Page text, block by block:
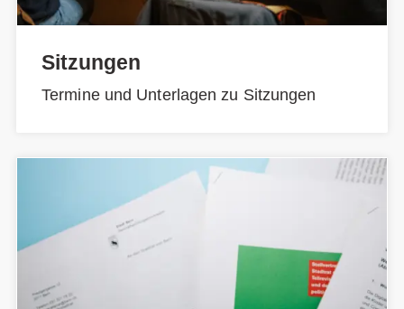
Sitzungen
Termine und Unterlagen zu Sitzungen